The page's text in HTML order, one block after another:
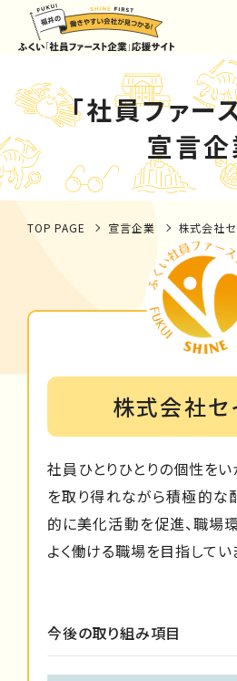
「社員ファー
宣言
TOP PAGE 宣言企業 株式会社セ
株式会社セ
社員ひとりひとりの個性を
を取り得れながら積極的な
的に美化活動を促進、職場
よく働ける職場を目指してい
今後の取り組み項目